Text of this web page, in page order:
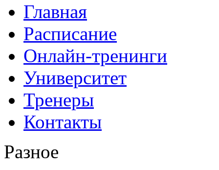
Главная
Расписание
Онлайн-тренинги
Университет
Тренеры
Контакты
Разное